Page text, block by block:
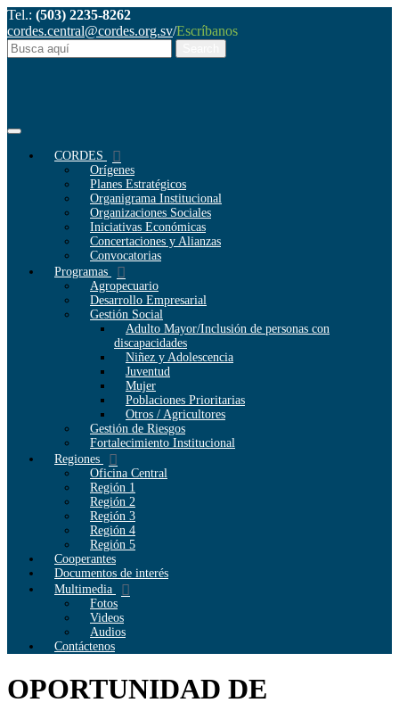
Tel.: (503) 2235-8262
cordes.central@cordes.org.sv/Escríbanos
CORDES
Orígenes
Planes Estratégicos
Organigrama Institucional
Organizaciones Sociales
Iniciativas Económicas
Concertaciones y Alianzas
Convocatorias
Programas
Agropecuario
Desarrollo Empresarial
Gestión Social
Adulto Mayor/Inclusión de personas con
discapacidades
Niñez y Adolescencia
Juventud
Mujer
Poblaciones Prioritarias
Otros / Agricultores
Gestión de Riesgos
Fortalecimiento Institucional
Regiones
Oficina Central
Región 1
Región 2
Región 3
Región 4
Región 5
Cooperantes
Documentos de interés
Multimedia
Fotos
Videos
Audios
Contáctenos
OPORTUNIDAD DE